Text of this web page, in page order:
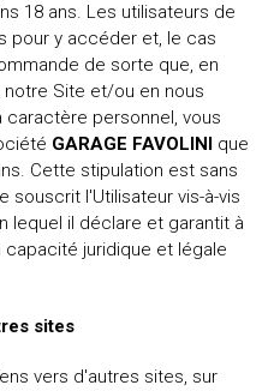
18 ans. Les utilisateurs de
pour y accéder et, le cas
de sorte que, en
Site et/ou en nous
personnel, vous
GARAGE FAVOLINI que
Cette stipulation est sans
souscrit l'Utilisateur vis-à-vis
lequel il déclare et garantit à
capacité juridique et légale
sites
vers d'autres sites, sur